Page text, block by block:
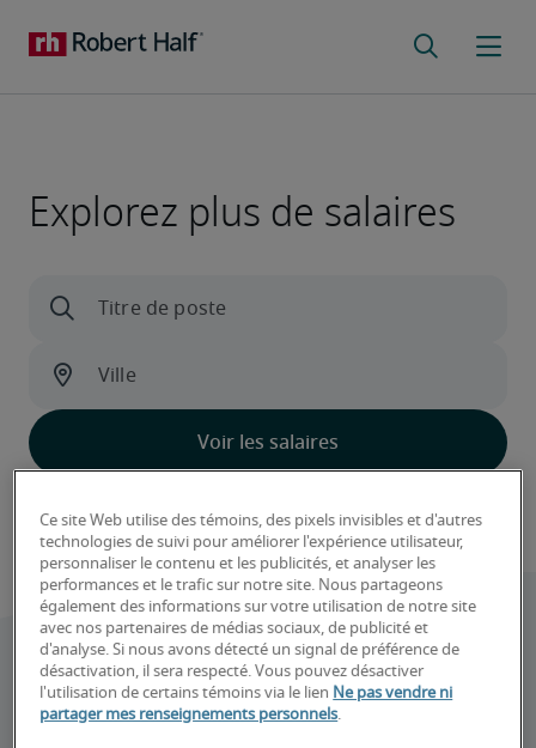
Explorez plus de salaires
Découvrez ce qui distingue nos données
Ce site Web utilise des témoins, des pixels invisibles et d'autres
technologies de suivi pour améliorer l'expérience utilisateur,
personnaliser le contenu et les publicités, et analyser les
performances et le trafic sur notre site. Nous partageons
également des informations sur votre utilisation de notre site
avec nos partenaires de médias sociaux, de publicité et
d'analyse. Si nous avons détecté un signal de préférence de
désactivation, il sera respecté. Vous pouvez désactiver
l'utilisation de certains témoins via le lien Ne pas vendre ni
partager mes renseignements personnels.